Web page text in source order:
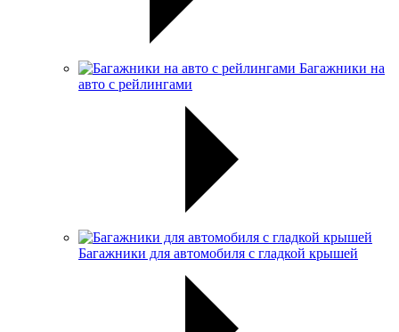
Багажники на
авто с рейлингами
Багажники для автомобиля с гладкой крышей